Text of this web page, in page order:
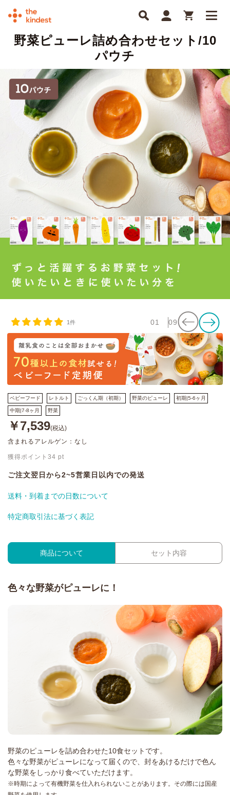
野菜ピューレ詰め合わせセット/10
パウチ
1件 01 09
ベビーフード レトルト ごっくん期（初期） 野菜のピューレ 初期|5-6ヶ月
中期|7-8ヶ月 野菜
￥7,539(税込)
含まれるアレルゲン：なし
獲得ポイント 34 pt
ご注文翌日から2~5営業日以内での発送
送料・到着までの日数について
特定商取引法に基づく表記
商品について セット内容
色々な野菜がピューレに！
野菜のピューレを詰め合わせた10食セットです。
色々な野菜がピューレになって届くので、封をあけるだけで色ん
な野菜をしっかり食べていただけます。
※時期によって有機野菜を仕入れられないことがあります。その際には国産